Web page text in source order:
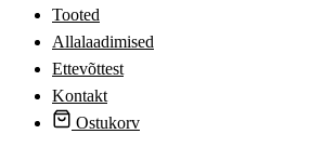
Tooted
Allalaadimised
Ettevõttest
Kontakt
Ostukorv